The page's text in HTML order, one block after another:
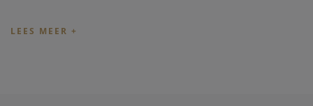
wens, kunnen we het juweel steeds aanpassen in ons